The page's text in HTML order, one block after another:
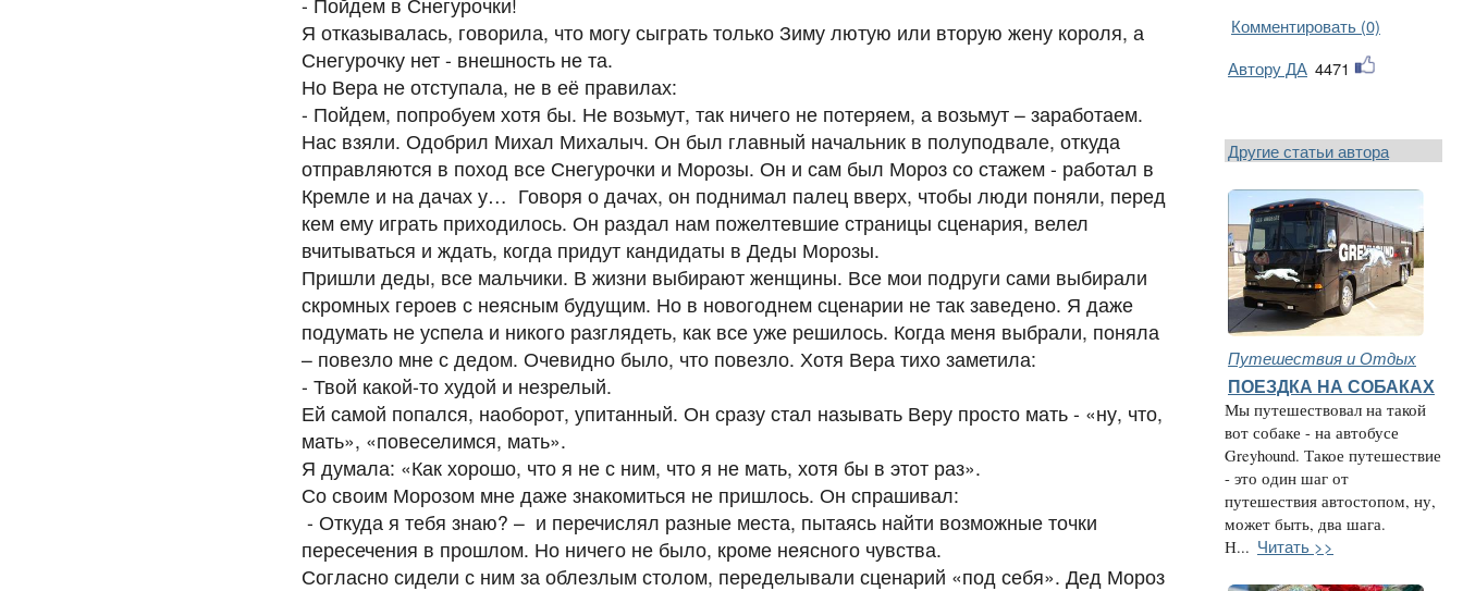
Я отказывалась, говорила, что могу сыграть только Зиму лютую или вторую жену короля, а
Снегурочку нет - внешность не та.
Но Вера не отступала, не в её правилах:
- Пойдем, попробуем хотя бы. Не возьмут, так ничего не потеряем, а возьмут – заработаем.
Нас взяли. Одобрил Михал Михалыч. Он был главный начальник в полуподвале, откуда
отправляются в поход все Снегурочки и Морозы. Он и сам был Мороз со стажем - работал в
Кремле и на дачах у… Говоря о дачах, он поднимал палец вверх, чтобы люди поняли, перед
кем ему играть приходилось. Он раздал нам пожелтевшие страницы сценария, велел
вчитываться и ждать, когда придут кандидаты в Деды Морозы.
Пришли деды, все мальчики. В жизни выбирают женщины. Все мои подруги сами выбирали
скромных героев с неясным будущим. Но в новогоднем сценарии не так заведено. Я даже
подумать не успела и никого разглядеть, как все уже решилось. Когда меня выбрали, поняла
– повезло мне с дедом. Очевидно было, что повезло. Хотя Вера тихо заметила:
- Твой какой-то худой и незрелый.
Ей самой попался, наоборот, упитанный. Он сразу стал называть Веру просто мать - «ну, что,
мать», «повеселимся, мать».
Я думала: «Как хорошо, что я не с ним, что я не мать, хотя бы в этот раз».
Со своим Морозом мне даже знакомиться не пришлось. Он спрашивал:
- Откуда я тебя знаю? – и перечислял разные места, пытаясь найти возможные точки
пересечения в прошлом. Но ничего не было, кроме неясного чувства.
Согласно сидели с ним за облезлым столом, переделывали сценарий «под себя». Дед Мороз
Комментировать (0)
Автору ДА 4471
Другие статьи автора
Путешествия и Отдых
ПОЕЗДКА НА СОБАКАХ
Мы путешествовал на такой
вот собаке - на автобусе
Greyhound. Такое путешествие
- это один шаг от
путешествия автостопом, ну,
может быть, два шага.
Н... Читать >>